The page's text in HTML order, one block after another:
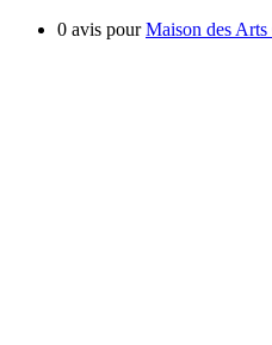
0 avis pourMaison des